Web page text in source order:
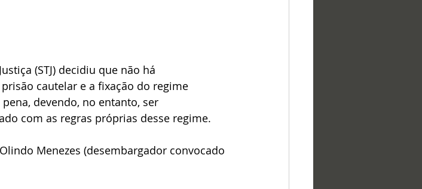
(STJ) decidiu que não há
cautelar e a fixação do regime
devendo, no entanto, ser
com as regras próprias desse regime.
Menezes (desembargador convocado